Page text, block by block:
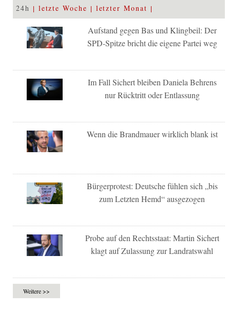
24h letzte Woche letzter Monat
Aufstand gegen Bas und Klingbeil: Der
SPD-Spitze bricht die eigene Partei weg
Im Fall Sichert bleiben Daniela Behrens
nur Rücktritt oder Entlassung
Wenn die Brandmauer wirklich blank ist
Bürgerprotest: Deutsche fühlen sich „bis
zum Letzten Hemd“ ausgezogen
Probe auf den Rechtsstaat: Martin Sichert
klagt auf Zulassung zur Landratswahl
Weitere >>